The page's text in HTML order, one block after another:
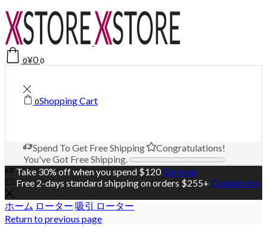
0¥0 0
0Shopping Cart
Spend To Get Free Shipping
Congratulations!
You've Got Free Shipping.
Take 30% off when you spend $120Go shop
Free 2-days standard shipping on orders $255+ Custom link
ホーム ローター 吸引 ローター
Return to previous page